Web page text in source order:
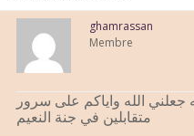
ghamrassan
Membre
جعلني الله واياكم على سرور
متقابلين في جنة النعيم